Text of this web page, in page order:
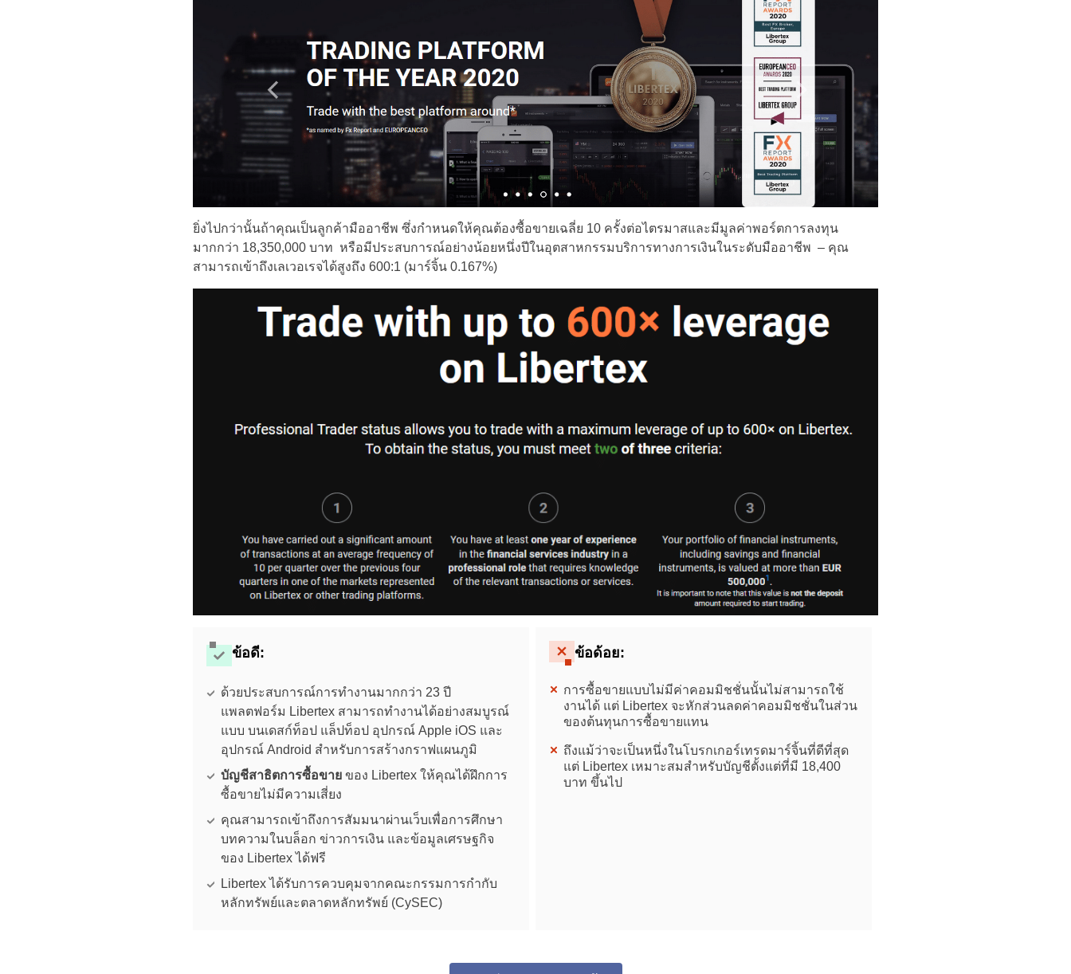
United States
United Kingdom
Bulgaria
Spain
ยิ่งไปกว่านั้นถ้าคุณเป็นลูกค้ามืออาชีพ ซึ่งกำหนดให้คุณต้องซื้อขายเฉลี่ย 10 ครั้งต่อไตรมาสและมีมูลค่าพอร์ตการลงทุน
มากกว่า 18,350,000 บาท หรือมีประสบการณ์อย่างน้อยหนึ่งปีในอุตสาหกรรมบริการทางการเงินในระดับมืออาชีพ – คุณ
สามารถเข้าถึงเลเวอเรจได้สูงถึง 600:1 (มาร์จิ้น 0.167%)
ข้อดี:
ด้วยประสบการณ์การทำงานมากกว่า 23 ปี
แพลตฟอร์ม Libertex สามารถทำงานได้อย่างสมบูรณ์
แบบ บนเดสก์ท็อป แล็ปท็อป อุปกรณ์ Apple iOS และ
อุปกรณ์ Android สำหรับการสร้างกราฟแผนภูมิ
บัญชีสาธิตการซื้อขาย ของ Libertex ให้คุณได้ฝึกการ
ซื้อขายไม่มีความเสี่ยง
คุณสามารถเข้าถึงการสัมมนาผ่านเว็บเพื่อการศึกษา
บทความในบล็อก ข่าวการเงิน และข้อมูลเศรษฐกิจ
ของ Libertex ได้ฟรี
Libertex ได้รับการควบคุมจากคณะกรรมการกำกับ
หลักทรัพย์และตลาดหลักทรัพย์ (CySEC)
ข้อด้อย:
การซื้อขายแบบไม่มีค่าคอมมิชชั่นนั้นไม่สามารถใช้
งานได้ แต่ Libertex จะหักส่วนลดค่าคอมมิชชั่นในส่วน
ของต้นทุนการซื้อขายแทน
ถึงแม้ว่าจะเป็นหนึ่งในโบรกเกอร์เทรดมาร์จิ้นที่ดีที่สุด
แต่ Libertex เหมาะสมสำหรับบัญชีตั้งแต่ที่มี 18,400
บาท ขึ้นไป